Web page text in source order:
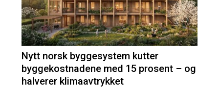
Nytt norsk byggesystem kutter
byggekostnadene med 15 prosent – og
halverer klimaavtrykket